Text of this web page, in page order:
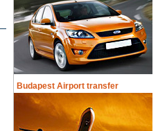
Budapest Airport transfer